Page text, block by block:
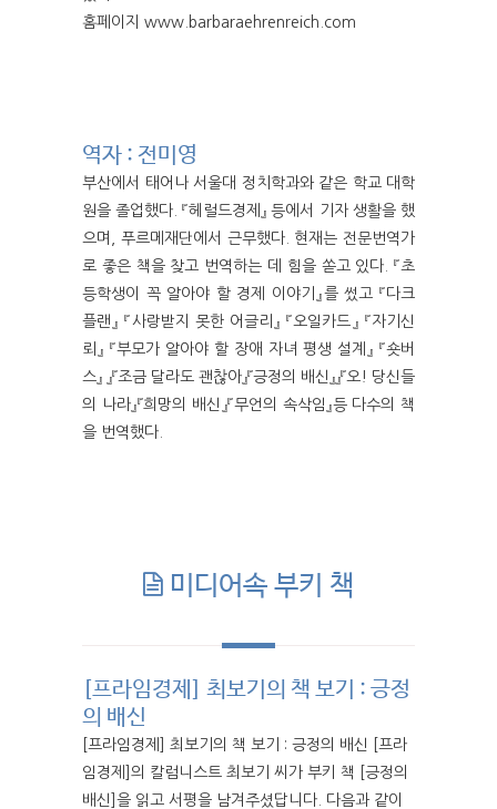
홈페이지 www.barbaraehrenreich.com
역자 : 전미영
부산에서 태어나 서울대 정치학과와 같은 학교 대학
원을 졸업했다. 『헤럴드경제』 등에서 기자 생활을 했
으며, 푸르메재단에서 근무했다. 현재는 전문번역가
로 좋은 책을 찾고 번역하는 데 힘을 쏟고 있다. 『초
등학생이 꼭 알아야 할 경제 이야기』를 썼고 『다크
플랜』 『사랑받지 못한 어글리』 『오일카드』 『자기신
뢰』 『부모가 알아야 할 장애 자녀 평생 설계』 『숏버
스』 』『조금 달라도 괜찮아』『긍정의 배신』』『오! 당신들
의 나라』『희망의 배신』『무언의 속삭임』등 다수의 책
을 번역했다.
미디어속 부키 책
[프라임경제] 최보기의 책 보기 : 긍정
의 배신
[프라임경제] 최보기의 책 보기 : 긍정의 배신 [프라
임경제]의 칼럼니스트 최보기 씨가 부키 책 [긍정의
배신]을 읽고 서평을 남겨주셨답니다. 다음과 같이